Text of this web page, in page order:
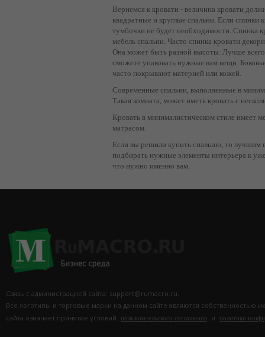
+380674454541
+380674454541
Вернемся к кровати - величина кровати
квадратные и круглые спальни. Если
тумбочки не будет необходимости. Спинка
мебель спальни. Часто спинка кровати
Она может быть разной высоты. Лучше всего
сможете упаковать нужные вам вещи.
часто покрывают материей или кожей.
Современные спальни, выполненные в
Такая комната, может иметь кровать с
Кровать в минималистическом стиле имеет
матрасом.
Если вы решили купить спальню, то лучшим
подбирать нужные элементы интерьера к
что нужно именно вам.
Связь с администрацией сайта: support@rumacro.ru.
Все логотипы и торговые марки на данном сайте являются собственностью
сайта означает принятие условий
пользовательского соглашения и политики